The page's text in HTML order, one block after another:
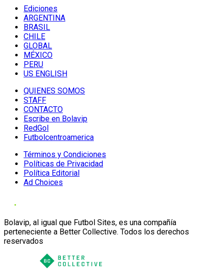
Ediciones
ARGENTINA
BRASIL
CHILE
GLOBAL
MÉXICO
PERU
US ENGLISH
QUIENES SOMOS
STAFF
CONTACTO
Escribe en Bolavip
RedGol
Futbolcentroamerica
Términos y Condiciones
Políticas de Privacidad
Política Editorial
Ad Choices
Bolavip, al igual que Futbol Sites, es una compañía
perteneciente a Better Collective. Todos los derechos
reservados